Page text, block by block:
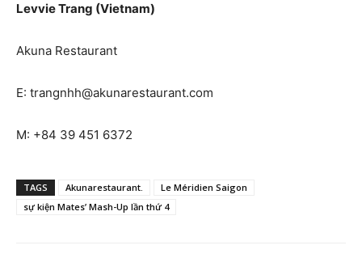
Levvie Trang (Vietnam)
Akuna Restaurant
E: trangnhh@akunarestaurant.com
M: +84 39 451 6372
TAGS Akunarestaurant.
Le Méridien Saigon
sự kiện Mates’ Mash-Up lần thứ 4